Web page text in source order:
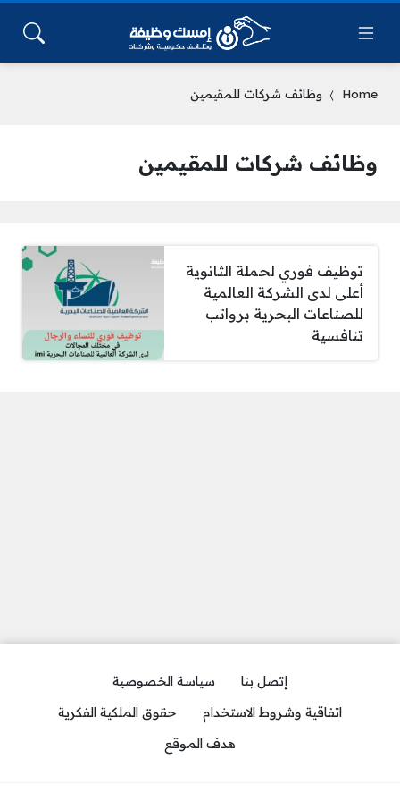
Home وظائف شركات للمقيمين
وظائف شركات للمقيمين
توظيف فوري لحملة الثانوية
أعلى لدى الشركة العالمية
للصناعات البحرية برواتب
تنافسية
إتصل بنا
سياسة الخصوصية
اتفاقية وشروط الاستخدام
حقوق الملكية الفكرية
هدف الموقع